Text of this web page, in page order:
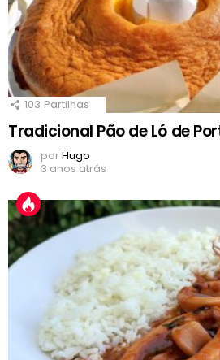
103 Partilhas
Tradicional Pão de Ló de
porHugo
3 anos atrás